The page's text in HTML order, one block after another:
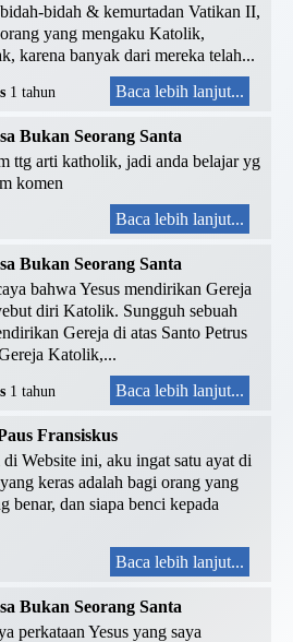
bidah & kemurtadan Vatikan II,
yang mengaku Katolik,
karena banyak dari mereka telah...
1 tahun Baca lebih lanjut...
Bukan Seorang Santa
ttg arti katholik, jadi anda belajar yg
komen
Baca lebih lanjut...
Bukan Seorang Santa
bahwa Yesus mendirikan Gereja
diri Katolik. Sungguh sebuah
Gereja di atas Santo Petrus
Katolik,...
1 tahun Baca lebih lanjut...
Fransiskus
Website ini, aku ingat satu ayat di
keras adalah bagi orang yang
benar, dan siapa benci kepada
Baca lebih lanjut...
Bukan Seorang Santa
perkataan Yesus yang saya